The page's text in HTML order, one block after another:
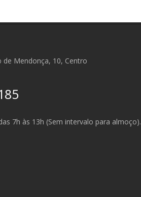
de Mendonça, 10, Centro
7h às 13h (Sem intervalo para almoço).